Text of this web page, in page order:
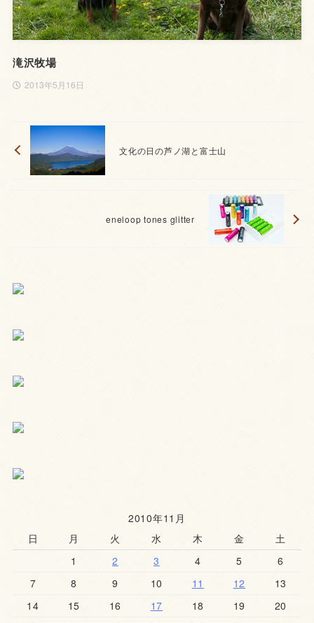
滝沢牧場
2013年5月16日
文化の日の芦ノ湖と富士山
eneloop tones glitter
2010年11月
日
月 火 水 木 金
土
1
2 3 4 5
6
7
8 9 10 11 12
13
14
15 16 17 18 19
20